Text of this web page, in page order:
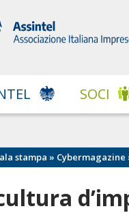
SOCI
stampa » Cybermagazine